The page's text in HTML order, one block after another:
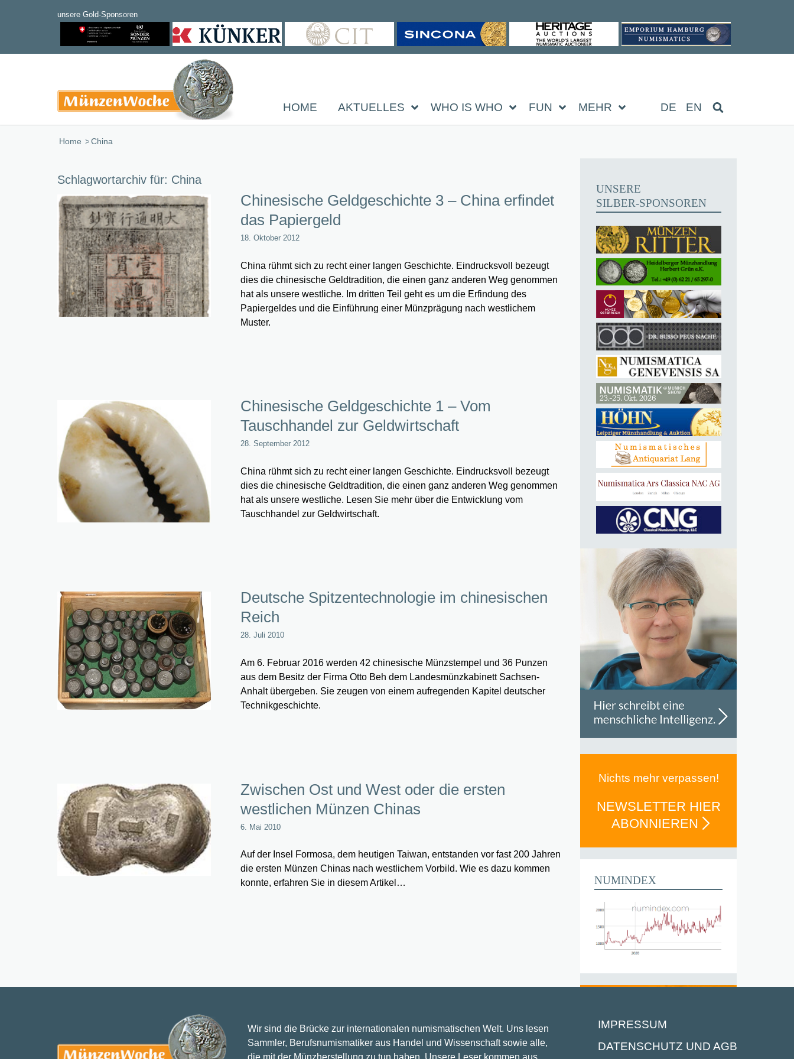
HOME AKTUELLES WHO IS WHO FUN MEHR DE EN
Home /China
Schlagwortarchiv für: China
Chinesische Geldgeschichte 3 – China erfindet
das Papiergeld
18. Oktober 2012
China rühmt sich zu recht einer langen Geschichte. Eindrucksvoll bezeugt
dies die chinesische Geldtradition, die einen ganz anderen Weg genommen
hat als unsere westliche. Im dritten Teil geht es um die Erfindung des
Papiergeldes und die Einführung einer Münzprägung nach westlichem
Muster.
Chinesische Geldgeschichte 1 – Vom
Tauschhandel zur Geldwirtschaft
28. September 2012
China rühmt sich zu recht einer langen Geschichte. Eindrucksvoll bezeugt
dies die chinesische Geldtradition, die einen ganz anderen Weg genommen
hat als unsere westliche. Lesen Sie mehr über die Entwicklung vom
Tauschhandel zur Geldwirtschaft.
Deutsche Spitzentechnologie im chinesischen
Reich
28. Juli 2010
Am 6. Februar 2016 werden 42 chinesische Münzstempel und 36 Punzen
aus dem Besitz der Firma Otto Beh dem Landesmünzkabinett Sachsen-
Anhalt übergeben. Sie zeugen von einem aufregenden Kapitel deutscher
Technikgeschichte.
Zwischen Ost und West oder die ersten
westlichen Münzen Chinas
6. Mai 2010
Auf der Insel Formosa, dem heutigen Taiwan, entstanden vor fast 200 Jahren
die ersten Münzen Chinas nach westlichem Vorbild. Wie es dazu kommen
konnte, erfahren Sie in diesem Artikel…
UNSERE
SILBER-SPONSOREN
Nichts mehr verpassen!
NEWSLETTER HIER
ABONNIEREN
NUMINDEX
Wir sind die Brücke zur internationalen numismatischen Welt. Uns lesen
Sammler, Berufsnumismatiker aus Handel und Wissenschaft sowie alle,
die mit der Münzherstellung zu tun haben. Unsere Leser kommen aus
IMPRESSUM
DATENSCHUTZ UND AGB